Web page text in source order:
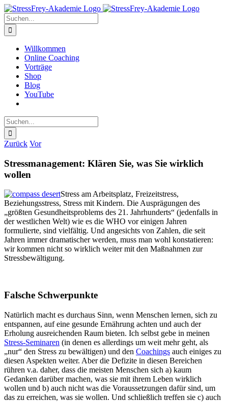
Zum
Inhalt
springen
Suche
nach:
Willkommen
Online Coaching
Vorträge
Shop
Blog
YouTube
Suche
nach:
Zurück Vor
Stressmanagement: Klären Sie, was Sie wirklich
wollen
Stress am Arbeitsplatz, Freizeitstress,
Beziehungsstress, Stress mit Kindern. Die Ausprägungen des
„größten Gesundheitsproblems des 21. Jahrhunderts“ (jedenfalls in
der westlichen Welt) wie es die WHO vor einigen Jahren
formulierte, sind vielfältig. Und angesichts von Zahlen, die seit
Jahren immer dramatischer werden, muss man wohl konstatieren:
wir kommen nicht so wirklich weiter mit den Maßnahmen zur
Stressbewältigung.
Falsche Schwerpunkte
Natürlich macht es durchaus Sinn, wenn Menschen lernen, sich zu
entspannen, auf eine gesunde Ernährung achten und auch der
Erholung ausreichenden Raum bieten. Ich selbst gebe in meinen
Stress-Seminaren (in denen es allerdings um weit mehr geht, als
„nur“ den Stress zu bewältigen) und den Coachings auch einiges zu
diesen Aspekten weiter. Aber die Defizite in diesen Bereichen
rühren v.a. daher, dass die meisten Menschen sich a) kaum
Gedanken darüber machen, was sie mit ihrem Leben wirklich
wollen und b) auch nicht was die Voraussetzungen dafür sind, um
das zu erreichen, was sie wollen. Und schließlich treffen sie c) auch